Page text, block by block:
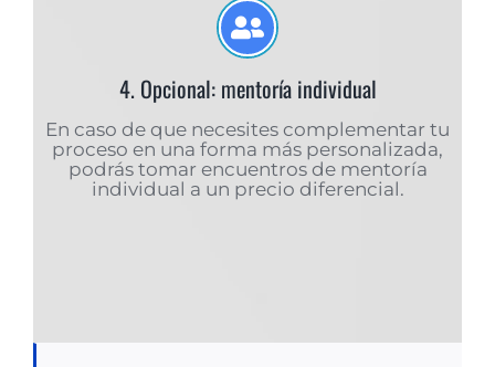
4. Opcional: mentoría individual
En caso de que necesites complementar tu
proceso en una forma más personalizada,
podrás tomar encuentros de mentoría
individual a un precio diferencial.